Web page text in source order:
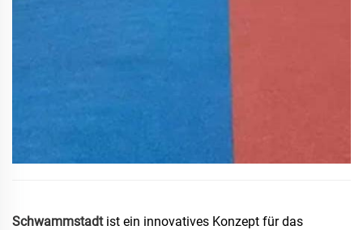
Schwammstadt ist ein innovatives Konzept für das